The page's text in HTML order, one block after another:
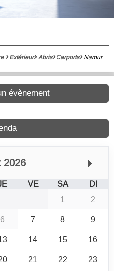
Extérieur Abris Carports Namur
2026
VE SA
DI
1
2
6 7 8
9
14 15
16
21 22
23
évènement